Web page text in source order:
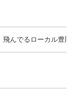
飛んでるローカル豊